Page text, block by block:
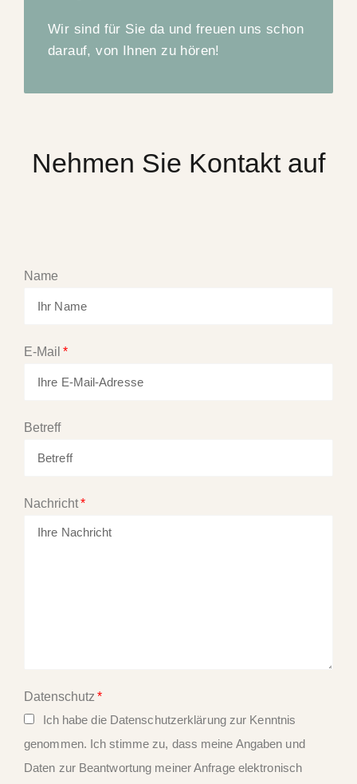
Wir sind für Sie da und freuen uns schon
darauf, von Ihnen zu hören!
Nehmen Sie Kontakt auf
Name
E-Mail
Betreff
Nachricht
Datenschutz
Ich habe die Datenschutzerklärung zur Kenntnis
genommen. Ich stimme zu, dass meine Angaben und
Daten zur Beantwortung meiner Anfrage elektronisch